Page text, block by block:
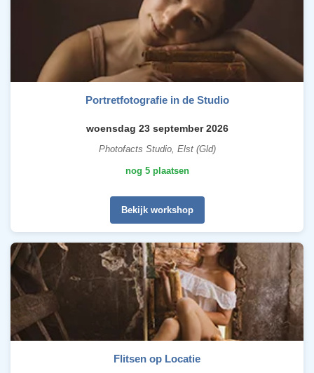
Portretfotografie in de Studio
woensdag 23 september 2026
Photofacts Studio, Elst (Gld)
nog 5 plaatsen
Bekijk workshop
Flitsen op Locatie